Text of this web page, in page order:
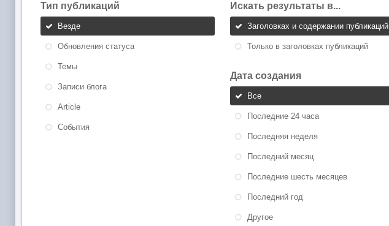
Тип публикаций
Везде
Обновления статуса
Темы
Записи блога
Article
События
Искать результаты в...
Заголовках и содержании публикаций
Только в заголовках публикаций
Дата создания
Все
Последние 24 часа
Последняя неделя
Последний месяц
Последние шесть месяцев
Последний год
Другое